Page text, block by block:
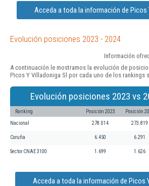
Acceda a toda la información de Picos
Evolución posiciones 2023 - 2024
Información
A continuación le mostramos la evolución de
Picos Y Villadoniga Sl por cada uno de los rankings
Evolución posiciones 2023 vs
Ranking Posición 2023 Posición
Nacional 278.014 273.819
Coruña 6.450 6.291
Sector CNAE 3100 1.699 1.626
Acceda a toda la información de Picos